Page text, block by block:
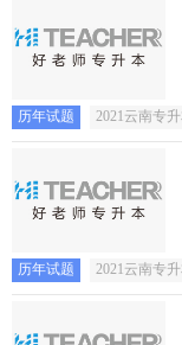
历年试题 2021云南专
历年试题 2021云南专